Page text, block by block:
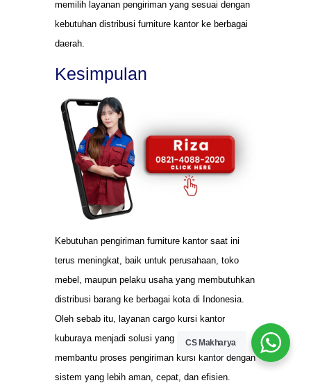
memilih layanan pengiriman yang sesuai dengan
kebutuhan distribusi furniture kantor ke berbagai
daerah.
Kesimpulan
Kebutuhan pengiriman furniture kantor saat ini
terus meningkat, baik untuk perusahaan, toko
mebel, maupun pelaku usaha yang membutuhkan
distribusi barang ke berbagai kota di Indonesia.
Oleh sebab itu, layanan cargo kursi kantor
kuburaya menjadi solusi yang tepat untuk
membantu proses pengiriman kursi kantor dengan
sistem yang lebih aman, cepat, dan efisien.
CS Makharya